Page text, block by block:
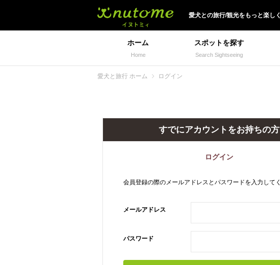
愛犬との旅行/観光をもっと楽しく
ホーム
Home
スポットを探す
Search Sightseeing
愛犬と旅行 ホーム ログイン
すでにアカウントをお持ちの方
ログイン
会員登録の際のメールアドレスとパスワードを入力してく
メールアドレス
パスワード